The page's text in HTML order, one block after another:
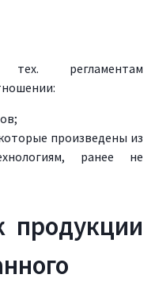
тех. регламентам
произведены из
ранее не
продукции